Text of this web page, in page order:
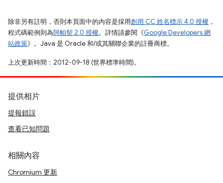
除非另有註明，否則本頁面中的內容是採用創用 CC 姓名標示 4.0 授權 ，
程式碼範例則為阿帕契 2.0 授權。詳情請參閱《Google Developers 網
站政策》。Java 是 Oracle 和/或其關聯企業的註冊商標。
上次更新時間：2012-09-18 (世界標準時間)。
提供相片
提報錯誤
查看已知問題
相關內容
Chromium 更新